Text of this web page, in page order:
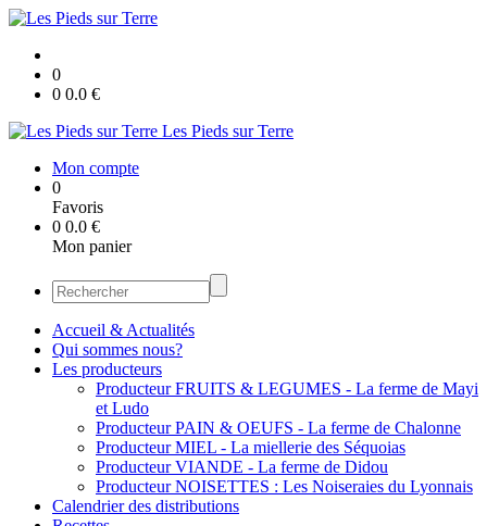
0
0 0.0 €
Les Pieds sur Terre
Mon compte
0
Favoris
0 0.0 €
Mon panier
Accueil & Actualités
Qui sommes nous?
Les producteurs
Producteur FRUITS & LEGUMES - La ferme de Mayi
et Ludo
Producteur PAIN & OEUFS - La ferme de Chalonne
Producteur MIEL - La miellerie des Séquoias
Producteur VIANDE - La ferme de Didou
Producteur NOISETTES : Les Noiseraies du Lyonnais
Calendrier des distributions